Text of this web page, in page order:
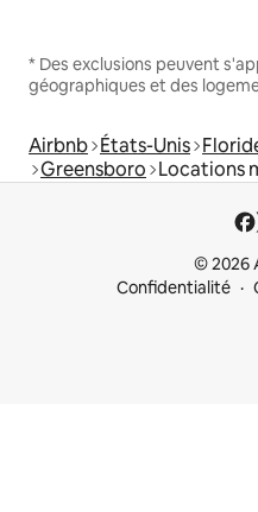
* Des exclusions peuvent
géographiques et des
Airbnb États-Unis
Greensboro Locations
© 2026
Confidentialité